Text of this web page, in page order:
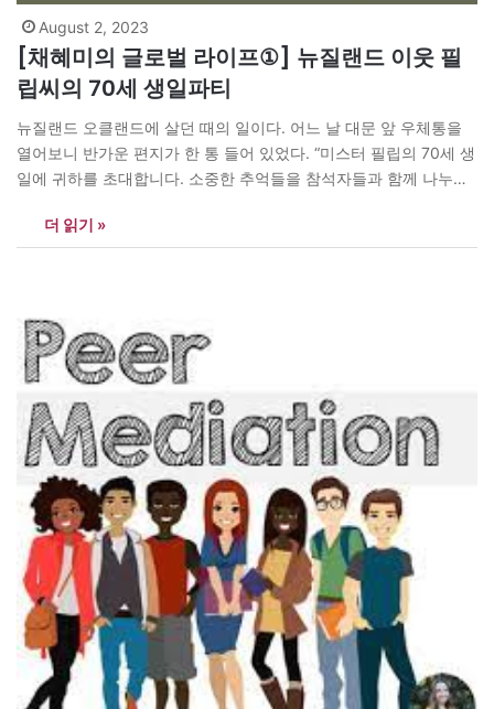
August 2, 2023
[채혜미의 글로벌 라이프①] 뉴질랜드 이웃 필
립씨의 70세 생일파티
뉴질랜드 오클랜드에 살던 때의 일이다. 어느 날 대문 앞 우체통을
열어보니 반가운 편지가 한 통 들어 있었다. “미스터 필립의 70세 생
일에 귀하를 초대합니다. 소중한 추억들을 참석자들과 함께 나누어
터….” 웰링턴에서 살 때 현지인 필립씨의 집 2층을 임대하여 딸아이
와 함께 지냈던 3년 동안 쌓았던 아름다운 추억들이…
더 읽기 »